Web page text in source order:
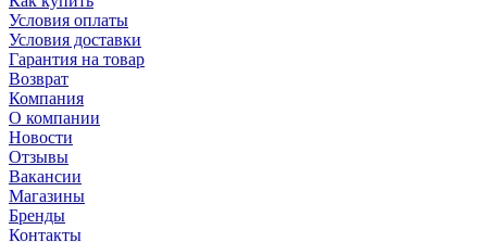
Условия оплаты
Условия доставки
Гарантия на товар
Возврат
Компания
О компании
Новости
Отзывы
Вакансии
Магазины
Бренды
Контакты